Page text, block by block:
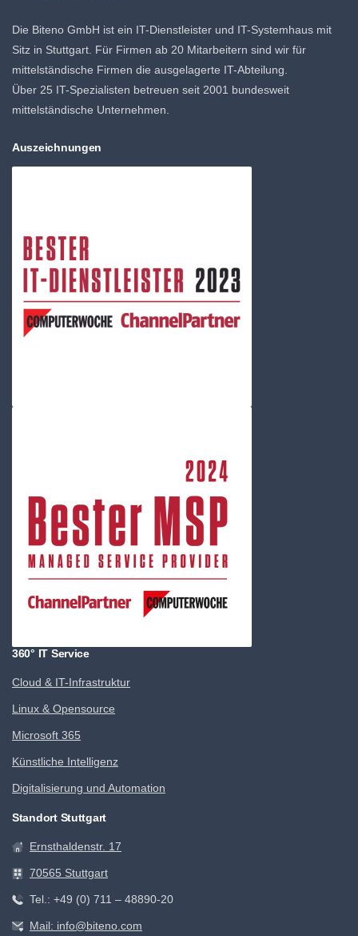
Die Biteno GmbH ist ein IT-Dienstleister und IT-Systemhaus mit
Sitz in Stuttgart. Für Firmen ab 20 Mitarbeitern sind wir für
mittelständische Firmen die ausgelagerte IT-Abteilung.
Über 25 IT-Spezialisten betreuen seit 2001 bundesweit
mittelständische Unternehmen.
Auszeichnungen
360° IT Service
Cloud & IT-Infrastruktur
Linux & Opensource
Microsoft 365
Künstliche Intelligenz
Digitalisierung und Automation
Standort Stuttgart
Ernsthaldenstr. 17
70565 Stuttgart
Tel.: +49 (0) 711 – 48890-20
Mail: info@biteno.com